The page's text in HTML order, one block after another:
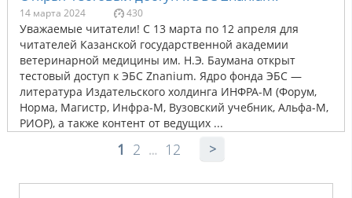
14 марта 2024 430
Уважаемые читатели! С 13 марта по 12 апреля для
читателей Казанской государственной академии
ветеринарной медицины им. Н.Э. Баумана открыт
тестовый доступ к ЭБС Znanium. Ядро фонда ЭБС —
литература Издательского холдинга ИНФРА-М (Форум,
Норма, Магистр, Инфра-М, Вузовский учебник, Альфа-М,
РИОР), а также контент от ведущих ...
1 2 … 12